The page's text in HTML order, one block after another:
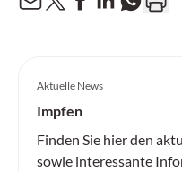
Aktuelle News
Impfen
Finden Sie hier den
sowie interessante